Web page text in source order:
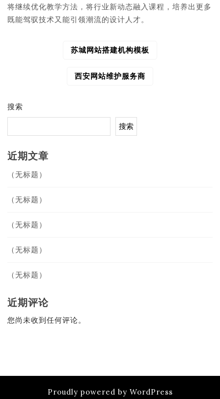
将继续优化教学方法，将行业新动态融入课程，培养出更多
既能驾驭技术又能引领潮流的设计人才。
苏城网站搭建机构模板
西安网站维护服务商
搜索
搜索
近期文章
（无标题）
（无标题）
（无标题）
（无标题）
（无标题）
近期评论
您尚未收到任何评论。
Proudly powered by WordPress